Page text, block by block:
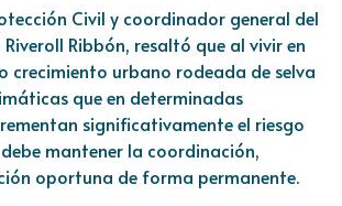
Civil y coordinador general del
Ribbón, resaltó que al vivir en
crecimiento urbano rodeada de selva
que en determinadas
significativamente el riesgo
mantener la coordinación,
oportuna de forma permanente.